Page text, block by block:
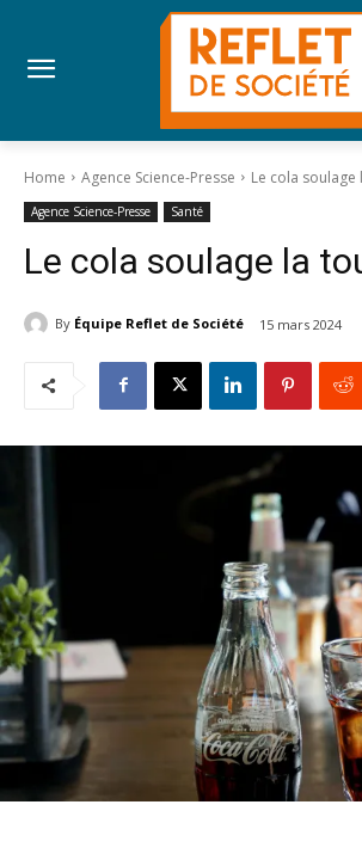
Home Agence Science-Presse Le cola soulage
Agence Science-Presse Santé
Le cola soulage la
By Équipe Reflet de Société 15 mars 2024